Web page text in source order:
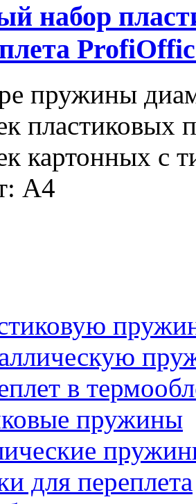
набор
пружины
пластиковых
картонных с
А4
в
пружины
для переплета